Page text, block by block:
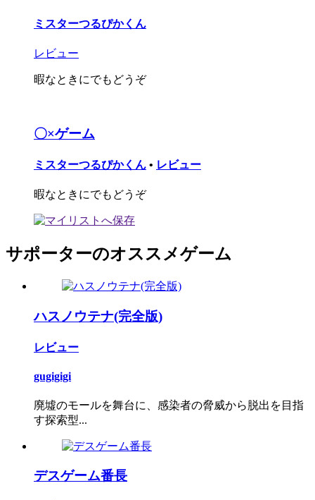
ミスターつるぴかくん
レビュー
暇なときにでもどうぞ
〇×ゲーム
ミスターつるぴかくん • レビュー
暇なときにでもどうぞ
サポーターのオススメゲーム
ハスノウテナ(完全版)
レビュー
gugigigi
廃墟のモールを舞台に、感染者の脅威から脱出を目指
す探索型...
デスゲーム番長